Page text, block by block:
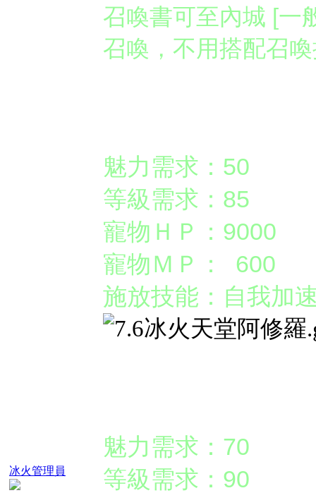
冰火管理員
召喚書可至內城 [一
召喚，不用搭配召
魅力需求：50
等級需求：85
寵物ＨＰ：9000
寵物ＭＰ： 600
施放技能：自我加
魅力需求：70
等級需求：90